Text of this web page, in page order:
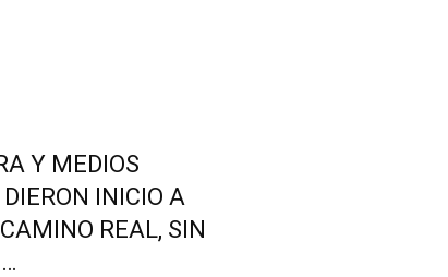
Y MEDIOS
INICIO A
REAL, SIN